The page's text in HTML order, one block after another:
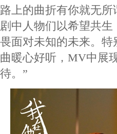
路上的曲折有你就无
剧中人物们以希望共
畏面对未知的未来。
曲暖心好听，MV中展
待。”